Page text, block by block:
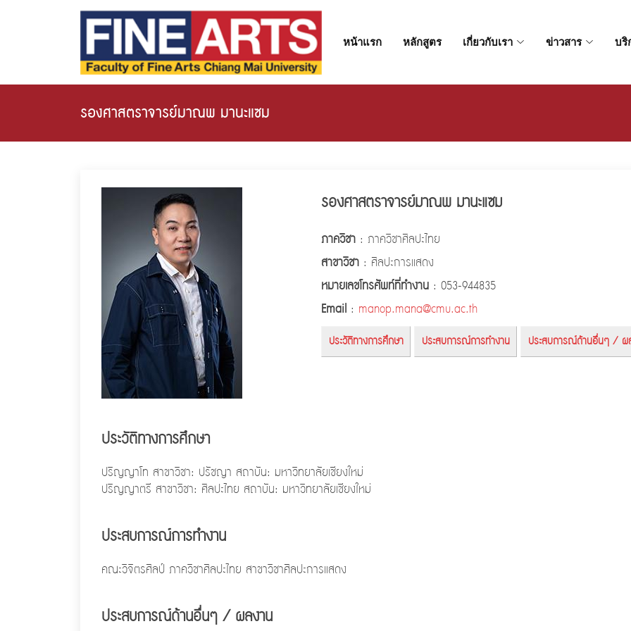
หน้าแรก หลักสูตร เกี่ยวกับเรา ข่าวสาร บริ
รองศาสตราจารย์มาณพ มานะแซม
รองศาสตราจารย์มาณพ มานะแซม
ภาควิชา : ภาควิชาศิลปะไทย
สาขาวิชา : ศิลปะการแสดง
หมายเลขโทรศัพท์ที่ทำงาน : 053-944835
Email : manop.mana@cmu.ac.th
ประวัติทางการศึกษา ประสบการณ์การทำงาน ประสบการณ์ด้านอื่นๆ / ผ
ประวัติทางการศึกษา
ปริญญาโท สาขาวิชา: ปรัชญา สถาบัน: มหาวิทยาลัยเชียงใหม่
ปริญญาตรี สาขาวิชา: ศิลปะไทย สถาบัน: มหาวิทยาลัยเชียงใหม่
ประสบการณ์การทำงาน
คณะวิจิตรศิลป์ ภาควิชาศิลปะไทย สาขาวิชาศิลปะการแสดง
ประสบการณ์ด้านอื่นๆ / ผลงาน